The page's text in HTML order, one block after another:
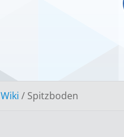
Wiki / Spitzboden